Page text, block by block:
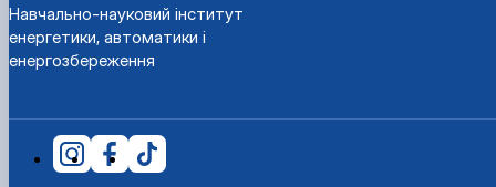
Навчально-науковий інститут
енергетики, автоматики і
енергозбереження